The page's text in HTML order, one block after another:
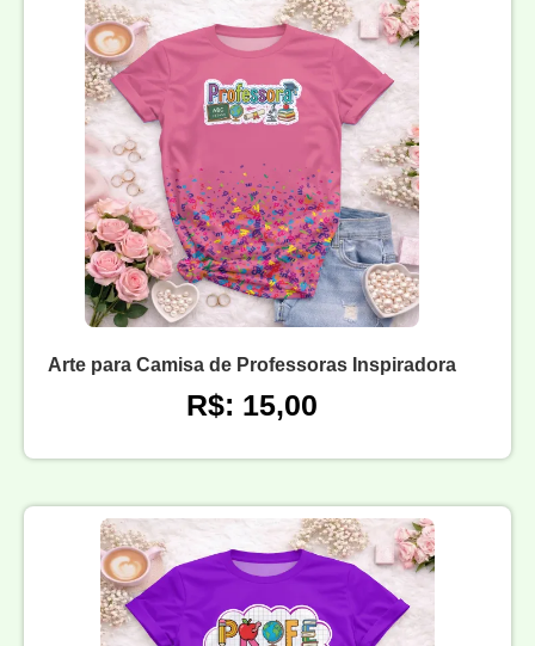
Arte para Camisa de Professoras Inspiradora
R$: 15,00